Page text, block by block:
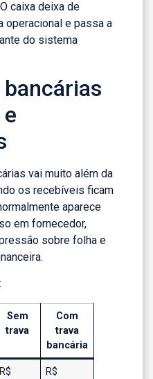
caixa deixa de
operacional e passa a
do sistema
vai muito além da
os recebíveis ficam
aparece
em fornecedor,
sobre folha e
Sem
trava
Com
trava
bancária
R$
R$